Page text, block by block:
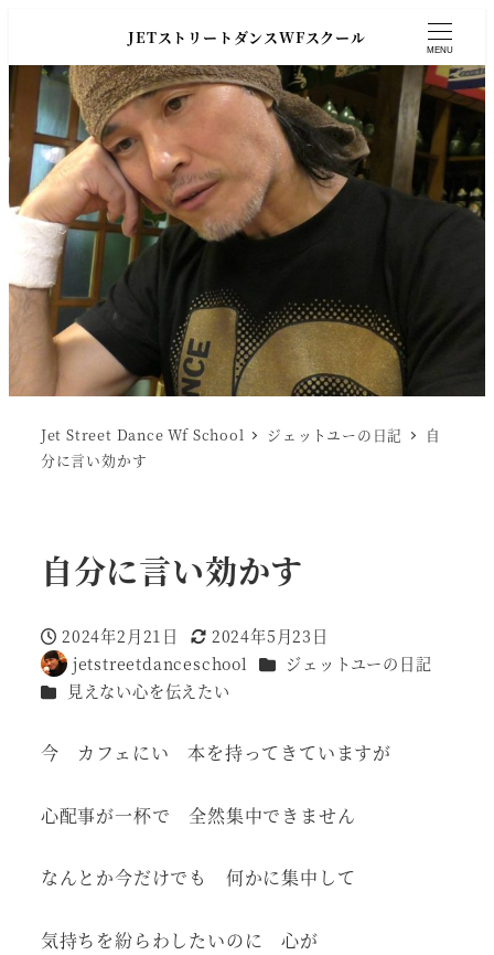
JETストリートダンスWFスクール
MENU
Jet Street Dance Wf School ジェットユーの日記
自
分に言い効かす
自分に言い効かす
投稿日
2024年2月21日
更新日
2024年5月23日
著
者
jetstreetdanceschool カテゴリー
ジェットユーの日記
カテゴリー
見えない心を伝えたい
今 カフェにい 本を持ってきていますが
心配事が一杯で 全然集中できません
なんとか今だけでも 何かに集中して
気持ちを紛らわしたいのに 心が